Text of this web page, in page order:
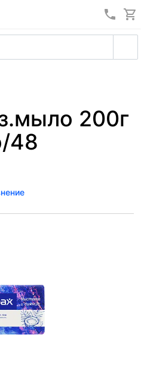
8
200г
48